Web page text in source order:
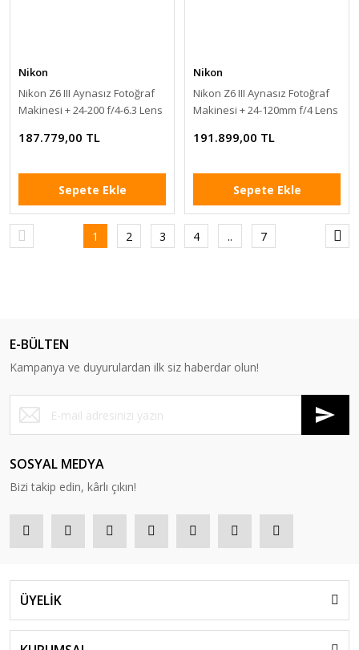
Nikon
Nikon Z6 III Aynasız Fotoğraf
Makinesi + 24-200 f/4-6.3 Lens
187.779,00 TL
Sepete Ekle
Nikon
Nikon Z6 III Aynasız Fotoğraf
Makinesi + 24-120mm f/4 Lens
191.899,00 TL
Sepete Ekle
1 2 3 4 .. 7
E-BÜLTEN
Kampanya ve duyurulardan ilk siz haberdar olun!
SOSYAL MEDYA
Bizi takip edin, kârlı çıkın!
ÜYELİK